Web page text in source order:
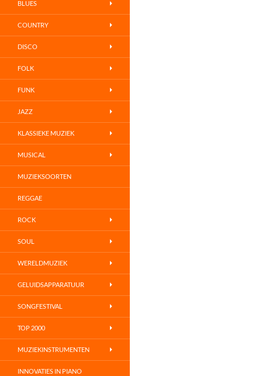
BLUES
COUNTRY
DISCO
FOLK
FUNK
JAZZ
KLASSIEKE MUZIEK
MUSICAL
MUZIEKSOORTEN
REGGAE
ROCK
SOUL
WERELDMUZIEK
GELUIDSAPPARATUUR
SONGFESTIVAL
TOP 2000
MUZIEKINSTRUMENTEN
INNOVATIES IN PIANO